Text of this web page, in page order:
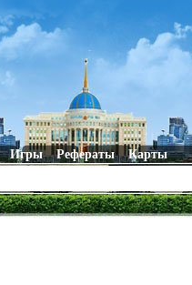
Игры Рефераты Карты